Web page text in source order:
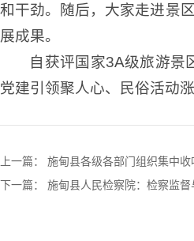
和干劲。随后，大家走进景
展成果。
自获评国家3A级旅游景
党建引领聚人心、民俗活动
上一篇： 施甸县各级各部门组织集中
下一篇： 施甸县人民检察院：检察监